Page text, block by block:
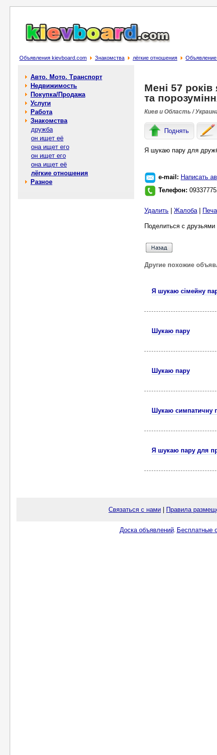
Объявления kievboard.com Знакомства лёгкие отношения Объявление
Авто. Мото. Транспорт
Недвижимость
Покупка/Продажа
Услуги
Работа
Знакомства
дружба
он ищет её
она ищет его
он ищет его
она ищет её
лёгкие отношения
Разное
Мені 57
та
Киев и Область /
Поднять
Я шукаю пару для
e-mail: Написать
Телефон:
Удалить Жалоба|
Поделиться с
Другие похожие
Я шукаю сімейну
Шукаю пару
Шукаю пару
Шукаю симпатичну
Я шукаю пару для
Связаться с нами Правила
Доска объявлений. Бесплатные